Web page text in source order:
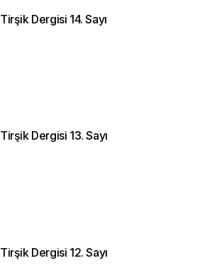
Tirşik Dergisi 14. Sayı
Tirşik Dergisi 13. Sayı
Tirşik Dergisi 12. Sayı